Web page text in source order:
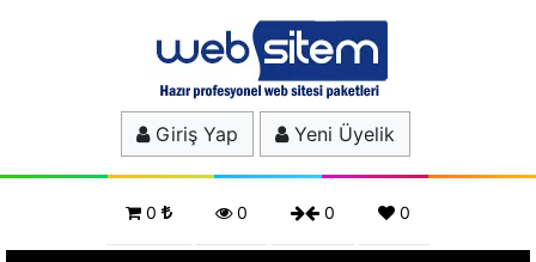
Giriş Yap Yeni Üyelik
0 0 0 0